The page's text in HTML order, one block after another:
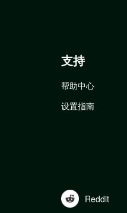
支持
帮助中心
设置指南
Reddit